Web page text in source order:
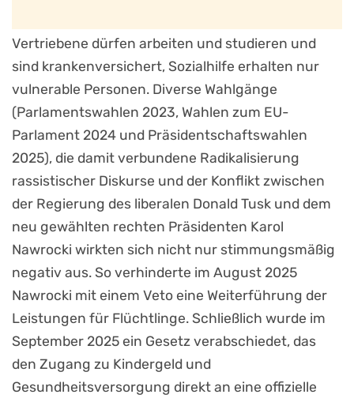
Vertriebene dürfen arbeiten und studieren und
sind krankenversichert, Sozialhilfe erhalten nur
vulnerable Personen. Diverse Wahlgänge
(Parlamentswahlen 2023, Wahlen zum EU-
Parlament 2024 und Präsidentschaftswahlen
2025), die damit verbundene Radikalisierung
rassistischer Diskurse und der Konflikt zwischen
der Regierung des liberalen Donald Tusk und dem
neu gewählten rechten Präsidenten Karol
Nawrocki wirkten sich nicht nur stimmungsmäßig
negativ aus. So verhinderte im August 2025
Nawrocki mit einem Veto eine Weiterführung der
Leistungen für Flüchtlinge. Schließlich wurde im
September 2025 ein Gesetz verabschiedet, das
den Zugang zu Kindergeld und
Gesundheitsversorgung direkt an eine offizielle